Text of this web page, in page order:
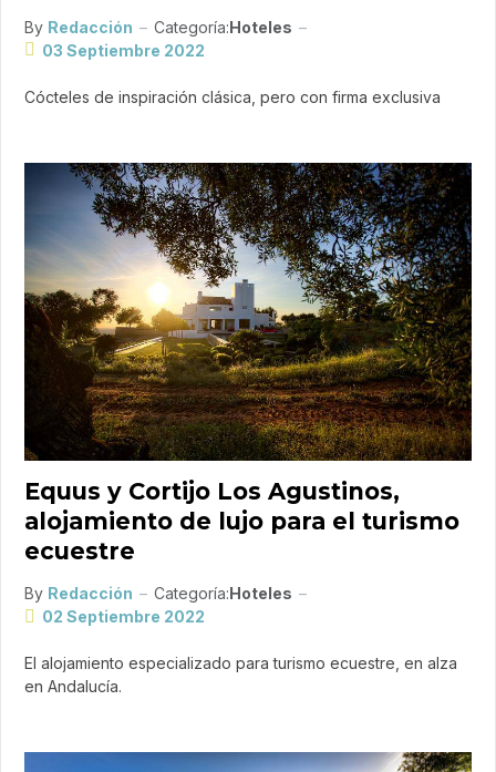
By Redacción Categoría:Hoteles
03 Septiembre 2022
Cócteles de inspiración clásica, pero con firma exclusiva
Equus y Cortijo Los Agustinos,
alojamiento de lujo para el turismo
ecuestre
By Redacción Categoría:Hoteles
02 Septiembre 2022
El alojamiento especializado para turismo ecuestre, en alza
en Andalucía.